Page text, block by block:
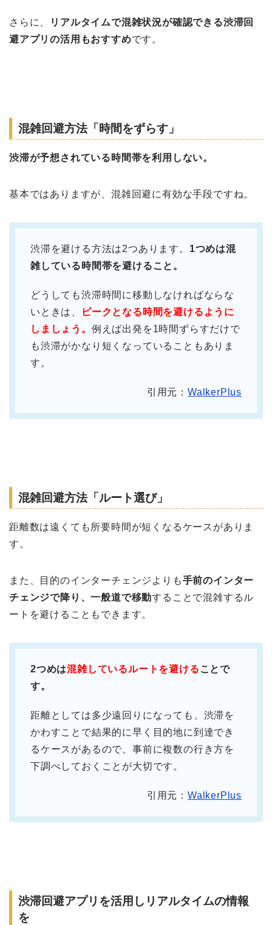
さらに、
リアルタイムで混雑状況が確認できる渋滞回
避アプリの活用もおすすめです。
混雑回避方法「時間をずらす」
渋滞が予想されている時間帯を利用しない。
基本ではありますが、混雑回避に有効な手段ですね。
渋滞を避ける方法は2つあります。 1つめは混
雑している時間帯を避けること。
どうしても渋滞時間に移動しなければならな
いときは、
ピークとなる時間を避けるように
しましょう。 例えば出発を1時間ずらすだけで
も渋滞がかなり短くなっていることもありま
す。
引用元： WalkerPlus
混雑回避方法「ルート選び」
距離数は遠くても所要時間が短くなるケースがありま
す。
また、目的のインターチェンジよりも手前のインター
チェンジで降り、一般道で移動することで混雑するル
ートを避けることもできます。
2つめは混雑しているルートを避ける ことで
す。
距離としては多少遠回りになっても、渋滞を
かわすことで結果的に早く目的地に到達でき
るケースがあるので、事前に複数の行き方を
下調べしておくことが大切です。
引用元： WalkerPlus
渋滞回避アプリを活用しリアルタイムの情報
を